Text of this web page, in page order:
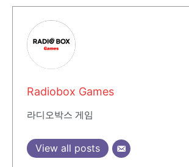
Radiobox Games
라디오박스 게임
View all posts